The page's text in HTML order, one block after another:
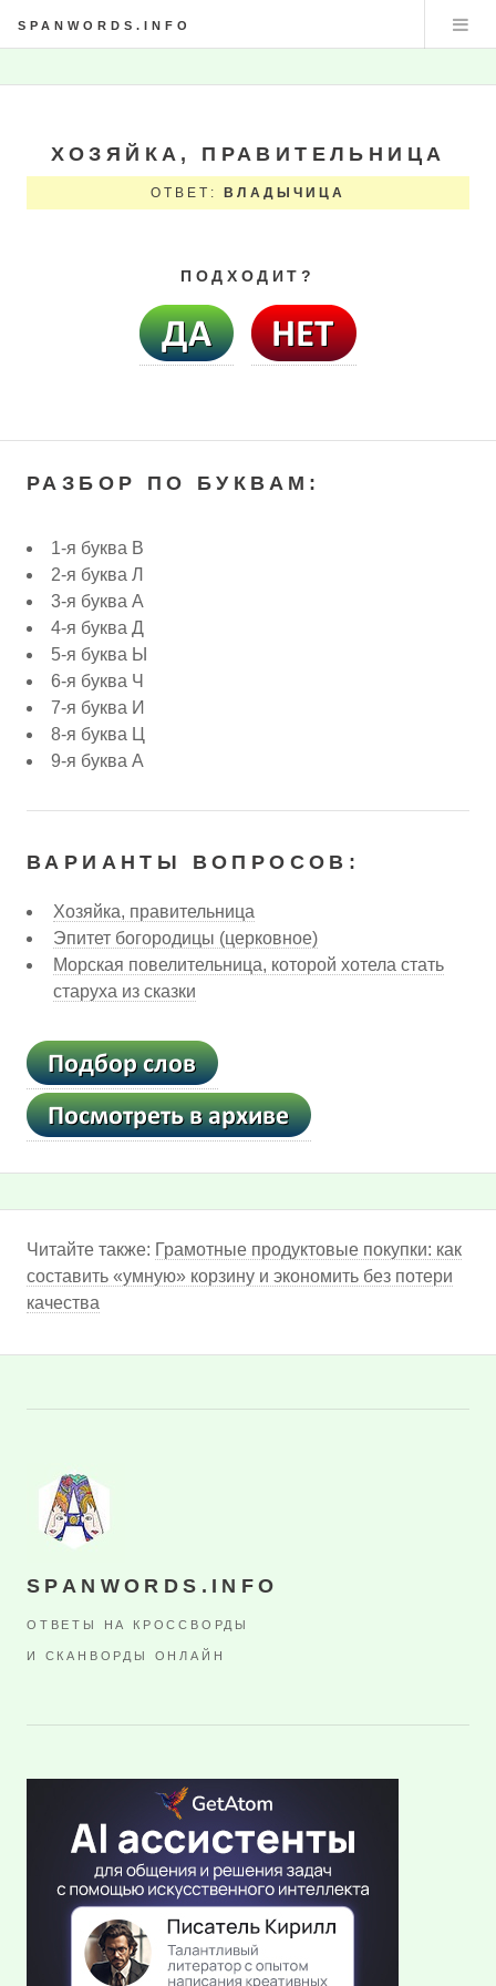
SPANWORDS.INFO
ХОЗЯЙКА, ПРАВИТЕЛЬНИЦА
ОТВЕТ: ВЛАДЫЧИЦА
ПОДХОДИТ?
РАЗБОР ПО БУКВАМ:
1-я буква В
2-я буква Л
3-я буква А
4-я буква Д
5-я буква Ы
6-я буква Ч
7-я буква И
8-я буква Ц
9-я буква А
ВАРИАНТЫ ВОПРОСОВ:
Хозяйка, правительница
Эпитет богородицы (церковное)
Морская повелительница, которой хотела стать
старуха из сказки
Читайте также: Грамотные продуктовые покупки: как
составить «умную» корзину и экономить без потери
качества
SPANWORDS.INFO
ОТВЕТЫ НА КРОССВОРДЫ
И СКАНВОРДЫ ОНЛАЙН